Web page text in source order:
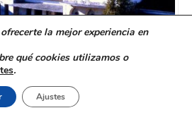
la mejor experiencia en
qué cookies utilizamos o
.
Ajustes